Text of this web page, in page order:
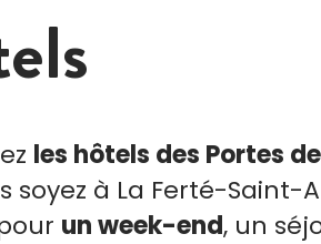
les hôtels des Portes
soyez à La Ferté-
un week-end, un